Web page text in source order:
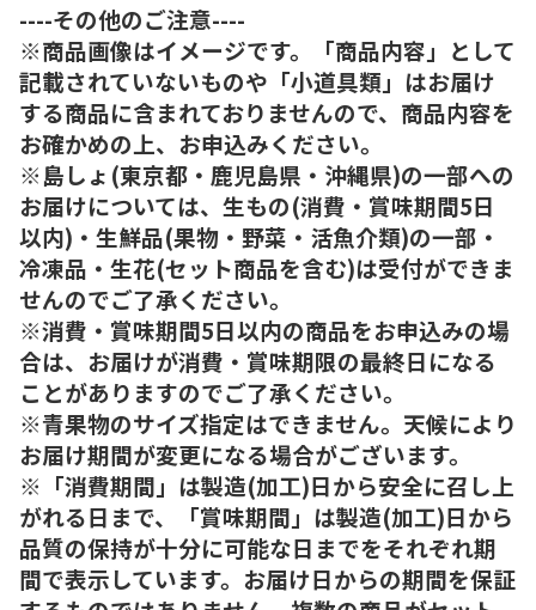
----その他のご注意----
※商品画像はイメージです。「商品内容」として
記載されていないものや「小道具類」はお届け
する商品に含まれておりませんので、商品内容を
お確かめの上、お申込みください。
※島しょ(東京都・鹿児島県・沖縄県)の一部への
お届けについては、生もの(消費・賞味期間5日
以内)・生鮮品(果物・野菜・活魚介類)の一部・
冷凍品・生花(セット商品を含む)は受付ができま
せんのでご了承ください。
※消費・賞味期間5日以内の商品をお申込みの場
合は、お届けが消費・賞味期限の最終日になる
ことがありますのでご了承ください。
※青果物のサイズ指定はできません。天候により
お届け期間が変更になる場合がございます。
※「消費期間」は製造(加工)日から安全に召し上
がれる日まで、「賞味期間」は製造(加工)日から
品質の保持が十分に可能な日までをそれぞれ期
間で表示しています。お届け日からの期間を保証